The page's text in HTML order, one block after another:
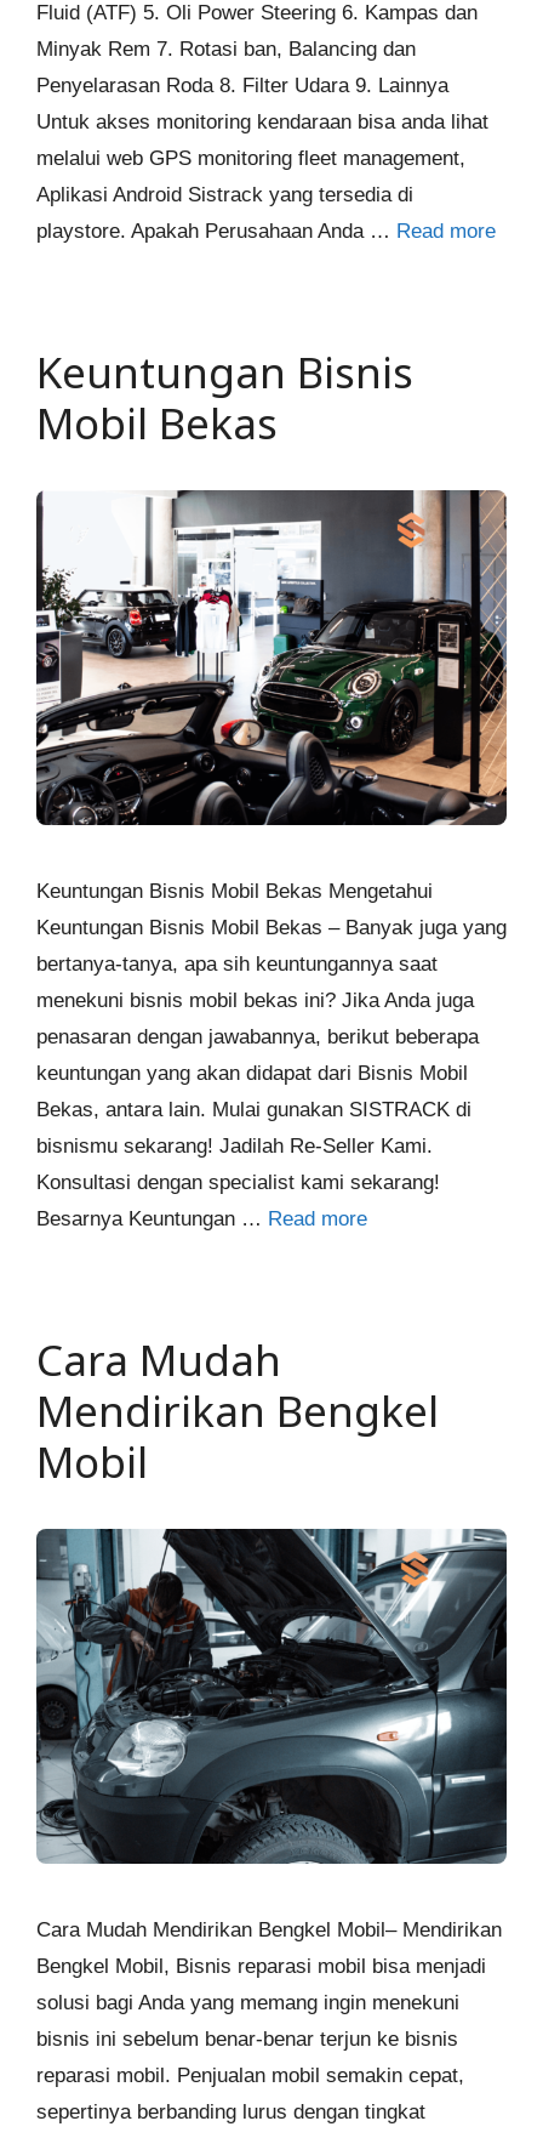
Fluid (ATF) 5. Oli Power Steering 6. Kampas dan
Minyak Rem 7. Rotasi ban, Balancing dan
Penyelarasan Roda 8. Filter Udara 9. Lainnya
Untuk akses monitoring kendaraan bisa anda lihat
melalui web GPS monitoring fleet management,
Aplikasi Android Sistrack yang tersedia di
playstore. Apakah Perusahaan Anda … Read more
Keuntungan Bisnis
Mobil Bekas
Keuntungan Bisnis Mobil Bekas Mengetahui
Keuntungan Bisnis Mobil Bekas – Banyak juga yang
bertanya-tanya, apa sih keuntungannya saat
menekuni bisnis mobil bekas ini? Jika Anda juga
penasaran dengan jawabannya, berikut beberapa
keuntungan yang akan didapat dari Bisnis Mobil
Bekas, antara lain. Mulai gunakan SISTRACK di
bisnismu sekarang! Jadilah Re-Seller Kami.
Konsultasi dengan specialist kami sekarang!
Besarnya Keuntungan … Read more
Cara Mudah
Mendirikan Bengkel
Mobil
Cara Mudah Mendirikan Bengkel Mobil– Mendirikan
Bengkel Mobil, Bisnis reparasi mobil bisa menjadi
solusi bagi Anda yang memang ingin menekuni
bisnis ini sebelum benar-benar terjun ke bisnis
reparasi mobil. Penjualan mobil semakin cepat,
sepertinya berbanding lurus dengan tingkat